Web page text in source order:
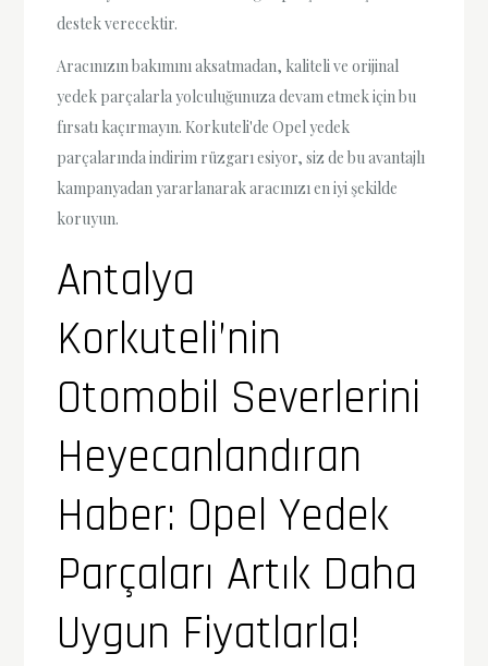
destek verecektir.
Aracınızın bakımını aksatmadan, kaliteli ve orijinal
yedek parçalarla yolculuğunuza devam etmek için bu
fırsatı kaçırmayın. Korkuteli'de Opel yedek
parçalarında indirim rüzgarı esiyor, siz de bu avantajlı
kampanyadan yararlanarak aracınızı en iyi şekilde
koruyun.
Antalya
Korkuteli’nin
Otomobil Severlerini
Heyecanlandıran
Haber: Opel Yedek
Parçaları Artık Daha
Uygun Fiyatlarla!